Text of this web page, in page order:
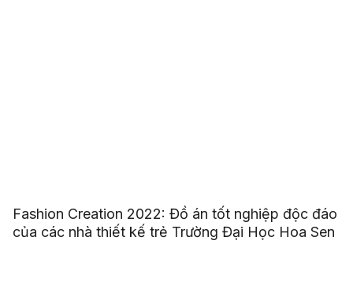
Fashion Creation 2022: Đồ án tốt nghiệp độc đáo
của các nhà thiết kế trẻ Trường Đại Học Hoa Sen